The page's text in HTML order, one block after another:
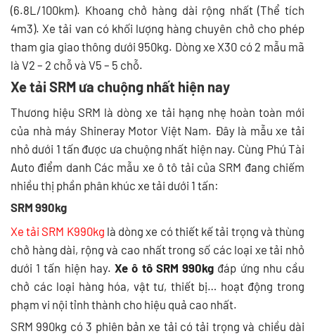
(6.8L/100km). Khoang chở hàng dài rộng nhất (Thể tích
4m3). Xe tải van có khối lượng hàng chuyên chở cho phép
tham gia giao thông dưới 950kg. Dòng xe X30 có 2 mẫu mã
là V2 – 2 chỗ và V5 – 5 chỗ.
Xe tải SRM ưa chuộng nhất hiện nay
Thương hiệu SRM là dòng xe tải hạng nhẹ hoàn toàn mới
của nhà máy Shineray Motor Việt Nam. Đây là mẫu xe tải
nhỏ dưới 1 tấn được ưa chuộng nhất hiện nay. Cùng Phú Tài
Auto điểm danh Các mẫu xe ô tô tải của SRM đang chiếm
nhiều thị phần phân khúc xe tải dưới 1 tấn:
SRM 990kg
Xe tải SRM K990kg là dòng xe có thiết kế tải trọng và thùng
chở hàng dài, rộng và cao nhất trong số các loại xe tải nhỏ
dưới 1 tấn hiện hay.Xe ô tô SRM 990kg đáp ứng nhu cầu
chở các loại hàng hóa, vật tư, thiết bị… hoạt động trong
phạm vi nội tỉnh thành cho hiệu quả cao nhất.
SRM 990kg có 3 phiên bản xe tải có tải trọng và chiều dài